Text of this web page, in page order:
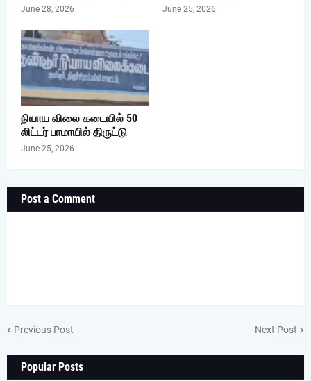
June 28, 2026 June 25, 2026
நியாய விலை கடையில் 50
லிட்டர் பாமாயில் திருட்டு
June 25, 2026
Post a Comment
Previous Post Next Post
Popular Posts